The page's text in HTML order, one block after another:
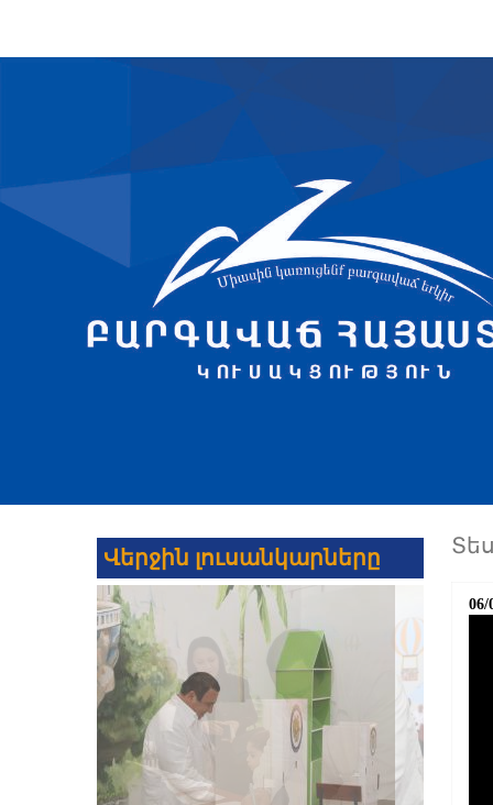
06/
Վերջին լուսանկարները